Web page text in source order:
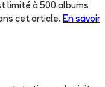
limité à 500 albums
cet article. En savoir